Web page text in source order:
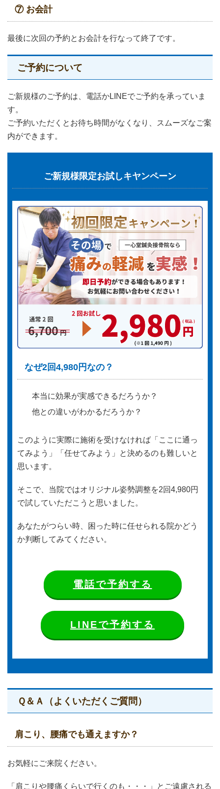
⑦ お会計
最後に次回の予約とお会計を行なって終了です。
ご予約について
ご新規様のご予約は、電話かLINEでご予約を承っていま
す。
ご予約いただくとお待ち時間がなくなり、スムーズなご案
内ができます。
ご新規様限定お試しキヤンペーン
なぜ2回4,980円なの？
本当に効果が実感できるだろうか？
他との違いがわかるだろうか？
このように実際に施術を受けなければ「ここに通っ
てみよう」「任せてみよう」と決めるのも難しいと
思います。
そこで、当院ではオリジナル姿勢調整を2回4,980円
で試していただこうと思いました。
あなたがつらい時、困った時に任せられる院かどう
か判断してみてください。
電話で予約する
LINEで予約する
Ｑ＆Ａ（よくいただくご質問）
肩こり、腰痛でも通えますか？
お気軽にご来院ください。
「肩こりや腰痛くらいで行くのも・・・」とご遠慮される